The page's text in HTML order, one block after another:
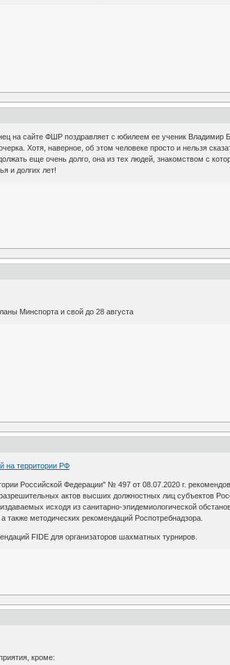
на сайте ФШР поздравляет с юбилеем ее ученик Владимир
Хотя, наверное, об этом человеке просто и нельзя
еще очень долго, она из тех людей, знакомством с
и долгих лет!
Минспорта и свой до 28 августа
на территории РФ
Российской Федерации" № 497 от 08.07.2020 г.
актов высших должностных лиц субъектов
исходя из санитарно-эпидемиологической
методических рекомендаций Роспотребнадзора.
FIDE для организаторов шахматных турниров.
кроме: